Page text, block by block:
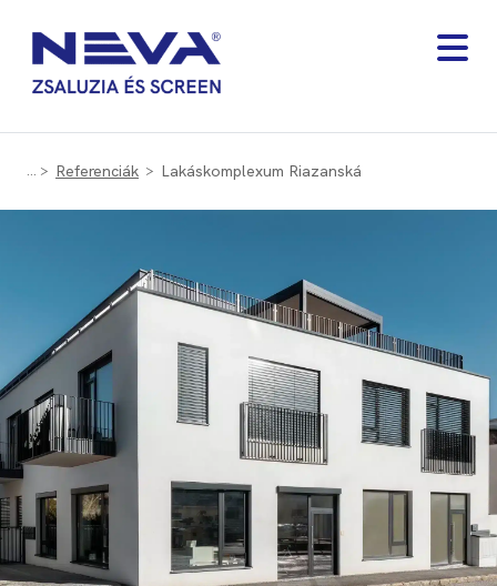
Referenciák Lakáskomplexum Riazanská